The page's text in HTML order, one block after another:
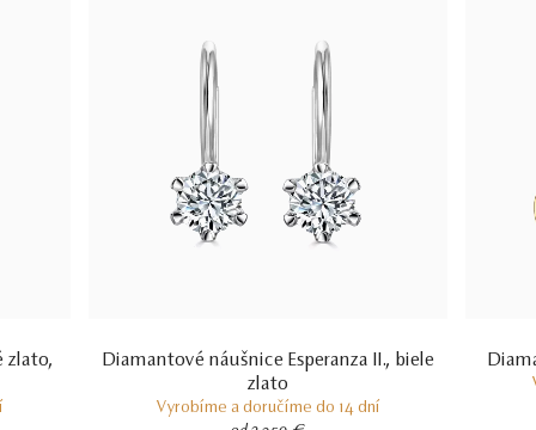
zlato,
Diamantové náušnice Esperanza II., biele
zlato
Vyrobíme a doručíme do 14 dní